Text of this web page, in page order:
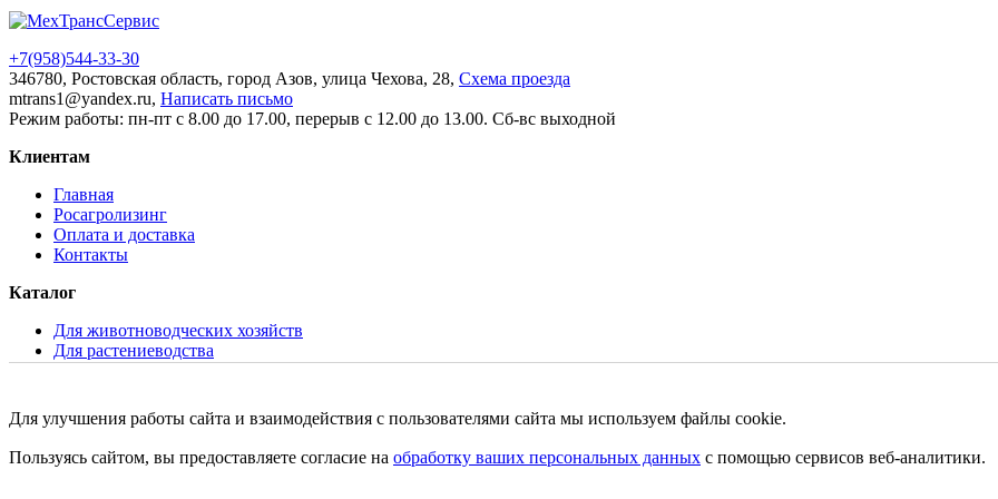
+7(958)544-33-30
346780, Ростовская область, город Азов, улица Чехова, 28, Схема проезда
mtrans1@yandex.ru, Написать письмо
Режим работы: пн-пт с 8.00 до 17.00, перерыв с 12.00 до 13.00. Сб-вс выходной
Клиентам
Главная
Росагролизинг
Оплата и доставка
Контакты
Каталог
Для животноводческих хозяйств
Для растениеводства
Запасные части и сервисное обслуживание
© 2015 - 2026. Все права защищены. Ни одно из предложений на сайте не является офертой.
Для улучшения работы сайта и взаимодействия с пользователями сайта мы используем файлы cookie.
Пользуясь сайтом, вы предоставляете согласие на обработку ваших персональных данных с помощью сервисов веб-аналитики.